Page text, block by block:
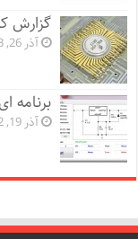
گزارش
آذر 26, 1393
برنامه
آذر 19, 1392